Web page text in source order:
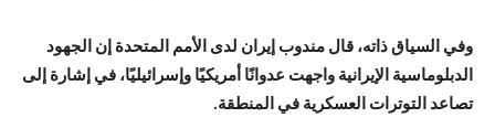
وفي السياق ذاته، قال مندوب إيران لدى الأمم المتحدة إن الجهود
الدبلوماسية الإيرانية واجهت عدوانًا أمريكيًا وإسرائيليًا، في إشارة إلى
تصاعد التوترات العسكرية في المنطقة.